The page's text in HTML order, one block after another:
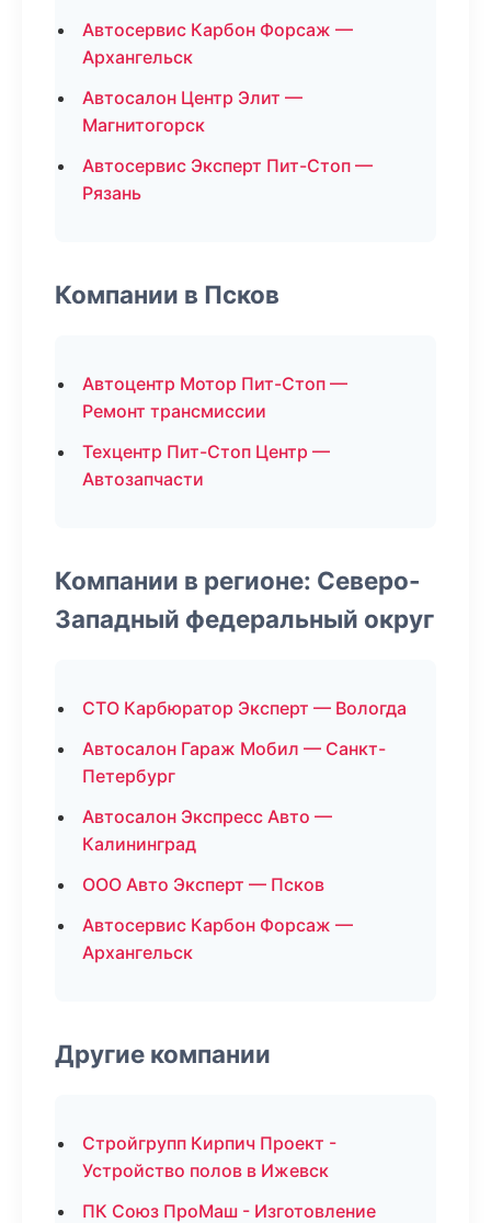
Автосервис Карбон Форсаж —
Архангельск
Автосалон Центр Элит —
Магнитогорск
Автосервис Эксперт Пит-Стоп —
Рязань
Компании в Псков
Автоцентр Мотор Пит-Стоп —
Ремонт трансмиссии
Техцентр Пит-Стоп Центр —
Автозапчасти
Компании в регионе: Северо-
Западный федеральный округ
СТО Карбюратор Эксперт — Вологда
Автосалон Гараж Мобил — Санкт-
Петербург
Автосалон Экспресс Авто —
Калининград
ООО Авто Эксперт — Псков
Автосервис Карбон Форсаж —
Архангельск
Другие компании
Стройгрупп Кирпич Проект -
Устройство полов в Ижевск
ПК Союз ПроМаш - Изготовление